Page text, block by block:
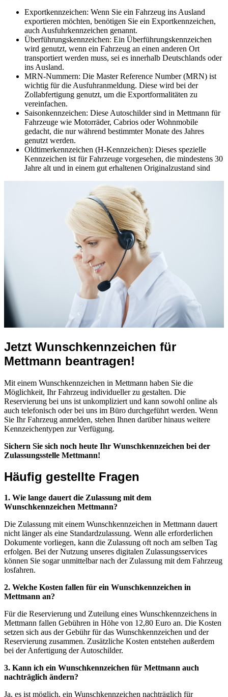
Exportkennzeichen: Wenn Sie ein Fahrzeug ins Ausland
exportieren möchten, benötigen Sie ein Exportkennzeichen,
auch Ausfuhrkennzeichen genannt.
Überführungskennzeichen: Ein Überführungskennzeichen
wird genutzt, wenn ein Fahrzeug an einen anderen Ort
transportiert werden muss, sei es innerhalb Deutschlands oder
ins Ausland.
MRN-Nummern: Die Master Reference Number (MRN) ist
wichtig für die Ausfuhranmeldung. Diese wird bei der
Zollabfertigung genutzt, um die Exportformalitäten zu
vereinfachen.
Saisonkennzeichen: Diese Autoschilder sind in Mettmann für
Fahrzeuge wie Motorräder, Cabrios oder Wohnmobile
gedacht, die nur während bestimmter Monate des Jahres
genutzt werden.
Oldtimerkennzeichen (H-Kennzeichen): Dieses spezielle
Kennzeichen ist für Fahrzeuge vorgesehen, die mindestens 30
Jahre alt und in einem gut erhaltenen Originalzustand sind
Jetzt Wunschkennzeichen für
Mettmann beantragen!
Mit einem Wunschkennzeichen in Mettmann haben Sie die
Möglichkeit, Ihr Fahrzeug individueller zu gestalten. Die
Reservierung bei uns ist unkompliziert und kann sowohl online als
auch telefonisch oder bei uns im Büro durchgeführt werden. Wenn
Sie Ihr Fahrzeug anmelden, stehen Ihnen darüber hinaus weitere
Kennzeichentypen zur Verfügung.
Sichern Sie sich noch heute Ihr Wunschkennzeichen bei der
Zulassungsstelle Mettmann!
Häufig gestellte Fragen
1. Wie lange dauert die Zulassung mit dem
Wunschkennzeichen Mettmann?
Die Zulassung mit einem Wunschkennzeichen in Mettmann dauert
nicht länger als eine Standardzulassung. Wenn alle erforderlichen
Dokumente vorliegen, kann die Zulassung oft noch am selben Tag
erfolgen. Bei der Nutzung unseres digitalen Zulassungsservices
können Sie sogar unmittelbar nach der Zulassung mit dem Fahrzeug
losfahren.
2. Welche Kosten fallen für ein Wunschkennzeichen in
Mettmann an?
Für die Reservierung und Zuteilung eines Wunschkennzeichens in
Mettmann fallen Gebühren in Höhe von 12,80 Euro an. Die Kosten
setzen sich aus der Gebühr für das Wunschkennzeichen und der
Reservierung zusammen. Zusätzliche Kosten entstehen außerdem
bei der Anfertigung der Autoschilder.
3. Kann ich ein Wunschkennzeichen für Mettmann auch
nachträglich ändern?
Ja, es ist möglich, ein Wunschkennzeichen nachträglich für